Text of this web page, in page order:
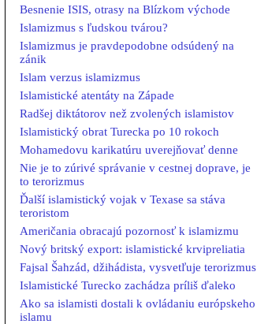
Besnenie ISIS, otrasy na Blízkom východe
Islamizmus s ľudskou tvárou?
Islamizmus je pravdepodobne odsúdený na
zánik
Islam verzus islamizmus
Islamistické atentáty na Západe
Radšej diktátorov než zvolených islamistov
Islamistický obrat Turecka po 10 rokoch
Mohamedovu karikatúru uverejňovať denne
Nie je to zúrivé správanie v cestnej doprave, je
to terorizmus
Ďalší islamistický vojak v Texase sa stáva
teroristom
Američania obracajú pozornosť k islamizmu
Nový britský export: islamistické krvipreliatia
Fajsal Šahzád, džihádista, vysvetľuje terorizmus
Islamistické Turecko zachádza príliš ďaleko
Ako sa islamisti dostali k ovládaniu európskeho
islamu